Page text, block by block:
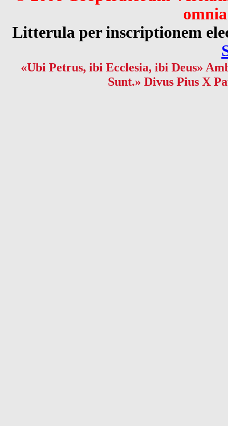
Litterula per inscriptionem
«Ubi Petrus, ibi Ecclesia, ibi Deus»
Sunt.» Divus Pius X